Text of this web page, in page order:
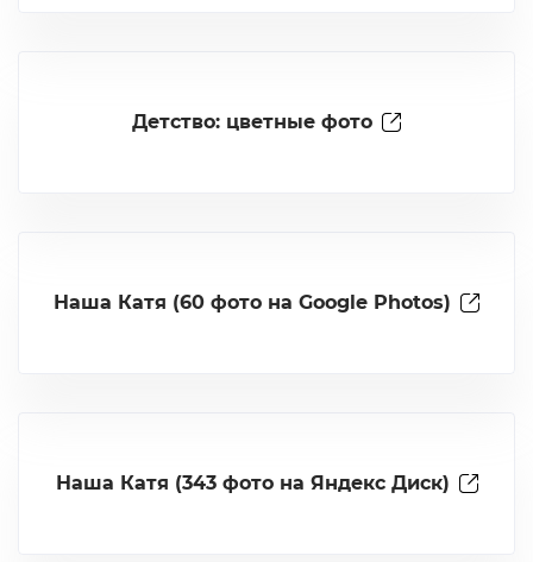
Детство: цветные фото
Наша Катя (60 фото на Google Photos)
Наша Катя (343 фото на Яндекс Диск)